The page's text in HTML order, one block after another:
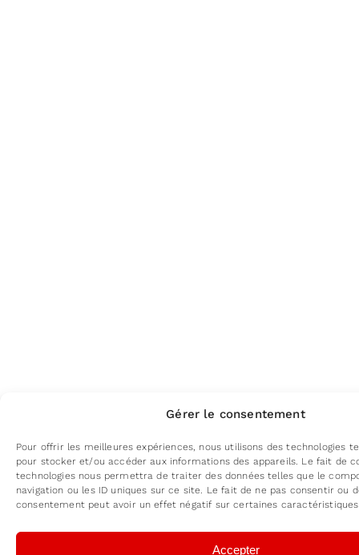
Gérer le consentement
Pour offrir les meilleures expériences, nous utilisons des technologies
pour stocker et/ou accéder aux informations des appareils. Le fait de
technologies nous permettra de traiter des données telles que le
navigation ou les ID uniques sur ce site. Le fait de ne pas consentir ou
consentement peut avoir un effet négatif sur certaines
Accepter